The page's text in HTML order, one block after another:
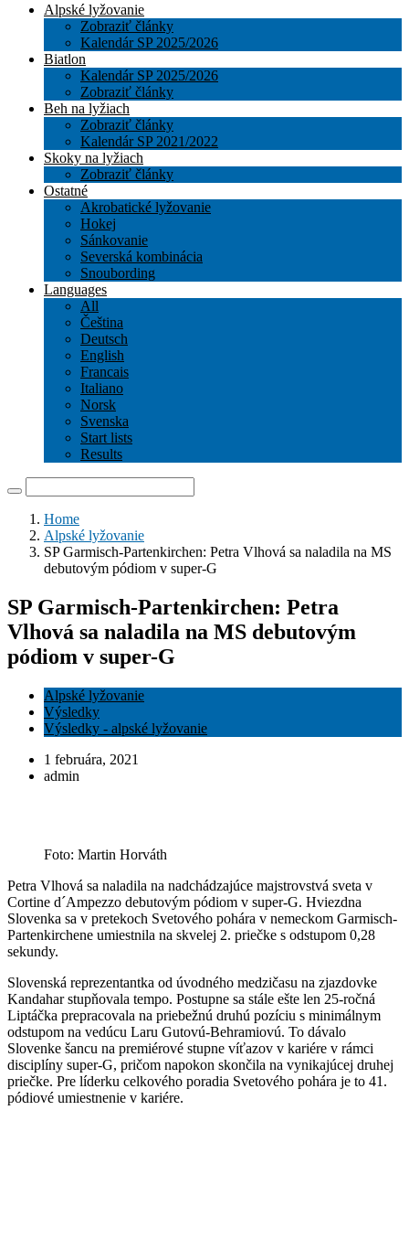
Alpské lyžovanie
Zobraziť články
Kalendár SP 2025/2026
Biatlon
Kalendár SP 2025/2026
Zobraziť články
Beh na lyžiach
Zobraziť články
Kalendár SP 2021/2022
Skoky na lyžiach
Zobraziť články
Ostatné
Akrobatické lyžovanie
Hokej
Sánkovanie
Severská kombinácia
Snoubording
Languages
All
Čeština
Deutsch
English
Francais
Italiano
Norsk
Svenska
Start lists
Results
Home
Alpské lyžovanie
SP Garmisch-Partenkirchen: Petra Vlhová sa naladila na MS
debutovým pódiom v super-G
SP Garmisch-Partenkirchen: Petra
Vlhová sa naladila na MS debutovým
pódiom v super-G
Alpské lyžovanie
Výsledky
Výsledky - alpské lyžovanie
1 februára, 2021
admin
Foto: Martin Horváth
Petra Vlhová sa naladila na nadchádzajúce majstrovstvá sveta v
Cortine d´Ampezzo debutovým pódiom v super-G. Hviezdna
Slovenka sa v pretekoch Svetového pohára v nemeckom Garmisch-
Partenkirchene umiestnila na skvelej 2. priečke s odstupom 0,28
sekundy.
Slovenská reprezentantka od úvodného medzičasu na zjazdovke
Kandahar stupňovala tempo. Postupne sa stále ešte len 25-ročná
Liptáčka prepracovala na priebežnú druhú pozíciu s minimálnym
odstupom na vedúcu Laru Gutovú-Behramiovú. To dávalo
Slovenke šancu na premiérové stupne víťazov v kariére v rámci
disciplíny super-G, pričom napokon skončila na vynikajúcej druhej
priečke. Pre líderku celkového poradia Svetového pohára je to 41.
pódiové umiestnenie v kariére.